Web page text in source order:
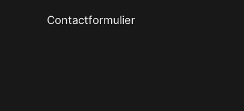
Contactformulier